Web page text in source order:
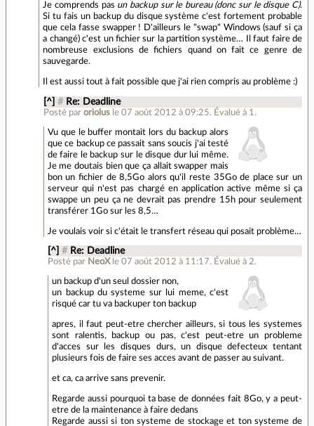
Je comprends pas un backup sur le bureau (donc sur le disque C).
Si tu fais un backup du disque système c'est fortement probable
que cela fasse swapper ! D'ailleurs le "swap" Windows (sauf si ça
a changé) c'est un fichier sur la partition système… Il faut faire de
nombreuse exclusions de fichiers quand on fait ce genre de
sauvegarde.
Il est aussi tout à fait possible que j'ai rien compris au problème :)
[^] # Re: Deadline
Posté par oriolus le 07 août 2012 à 09:25. Évalué à 1 .
Vu que le buffer montait lors du backup alors
que ce backup ce passait sans soucis j'ai testé
de faire le backup sur le disque dur lui même.
Je me doutais bien que ça allait swapper mais
bon un fichier de 8,5Go alors qu'il reste 35Go de place sur un
serveur qui n'est pas chargé en application active même si ça
swappe un peu ça ne devrait pas prendre 15h pour seulement
transférer 1Go sur les 8,5…
Je voulais voir si c'était le transfert réseau qui posait problème…
[^] # Re: Deadline
Posté par NeoX le 07 août 2012 à 11:17. Évalué à 2.
un backup d'un seul dossier non,
un backup du systeme sur lui meme, c'est
risqué car tu va backuper ton backup
apres, il faut peut-etre chercher ailleurs, si tous les systemes
sont ralentis, backup ou pas, c'est peut-etre un probleme
d'acces sur les disques durs, un disque defecteux tentant
plusieurs fois de faire ses acces avant de passer au suivant.
et ca, ca arrive sans prevenir.
Regarde aussi pourquoi ta base de données fait 8Go, y a peut-
etre de la maintenance à faire dedans
Regarde aussi si ton systeme de stockage et ton systeme de